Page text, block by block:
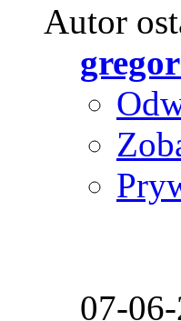
Autor
07-